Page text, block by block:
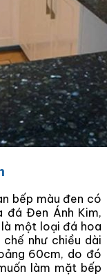
bếp màu đen có
đá Đen Ánh Kim,
một loại đá hoa
như chiều dài
60cm, do đó
làm mặt bếp